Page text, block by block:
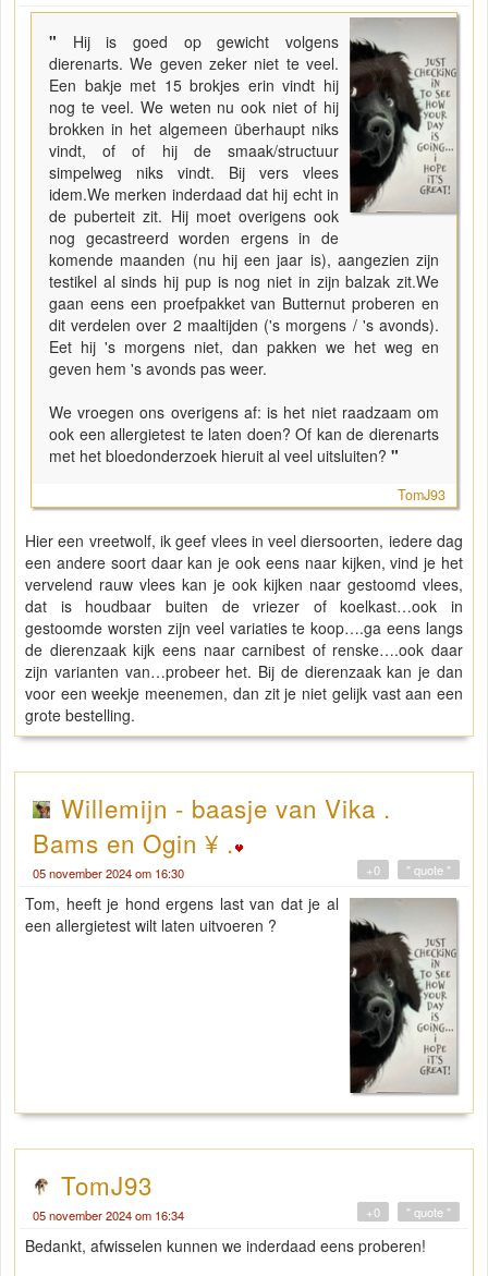
" Hij is goed op gewicht volgens
dierenarts. We geven zeker niet te veel.
Een bakje met 15 brokjes erin vindt hij
nog te veel. We weten nu ook niet of hij
brokken in het algemeen überhaupt niks
vindt, of of hij de smaak/structuur
simpelweg niks vindt. Bij vers vlees
idem.We merken inderdaad dat hij echt in
de puberteit zit. Hij moet overigens ook
nog gecastreerd worden ergens in de
komende maanden (nu hij een jaar is), aangezien zijn
testikel al sinds hij pup is nog niet in zijn balzak zit.We
gaan eens een proefpakket van Butternut proberen en
dit verdelen over 2 maaltijden ('s morgens / 's avonds).
Eet hij 's morgens niet, dan pakken we het weg en
geven hem 's avonds pas weer.
We vroegen ons overigens af: is het niet raadzaam om
ook een allergietest te laten doen? Of kan de dierenarts
met het bloedonderzoek hieruit al veel uitsluiten? "
TomJ93
Hier een vreetwolf, ik geef vlees in veel diersoorten, iedere dag
een andere soort daar kan je ook eens naar kijken, vind je het
vervelend rauw vlees kan je ook kijken naar gestoomd vlees,
dat is houdbaar buiten de vriezer of koelkast…ook in
gestoomde worsten zijn veel variaties te koop….ga eens langs
de dierenzaak kijk eens naar carnibest of renske….ook daar
zijn varianten van…probeer het. Bij de dierenzaak kan je dan
voor een weekje meenemen, dan zit je niet gelijk vast aan een
grote bestelling.
Willemijn - baasje van Vika .
Bams en Ogin ¥ .
05 november 2024 om 16:30 " quote "
+0
Tom, heeft je hond ergens last van dat je al
een allergietest wilt laten uitvoeren ?
TomJ93
05 november 2024 om 16:34 " quote "
+0
Bedankt, afwisselen kunnen we inderdaad eens proberen!